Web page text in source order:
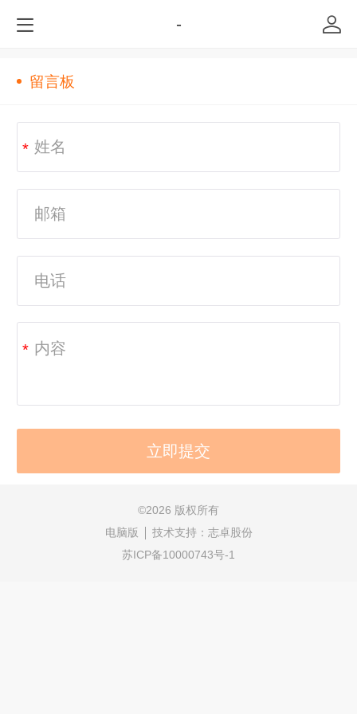
-
留言板
*
*
©2026 版权所有
电脑版
技术支持： 志卓股份
苏ICP备10000743号-1